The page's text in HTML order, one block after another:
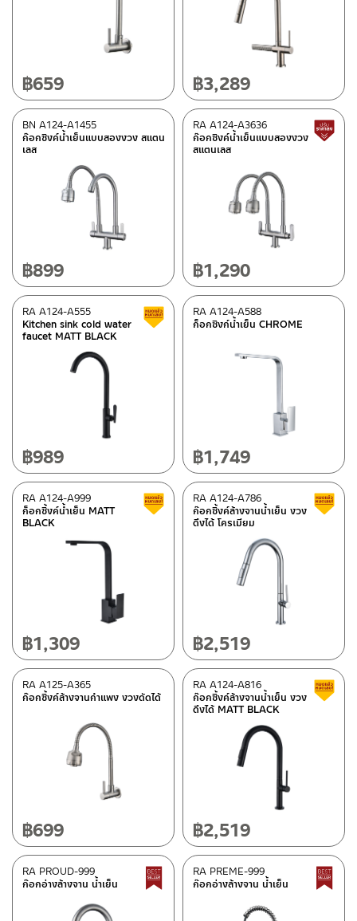
฿659 ฿3,289
ก๊อกซิงค์น้ำเย็นแบบสองงวง สแตน
เลส
BN A124-A1455
฿899
ก๊อกซิงค์น้ำเย็นแบบสองงวง
สแตนเลส
RA A124-A3636
฿1,290
Kitchen sink cold water
faucet MATT BLACK
RA A124-A555 Clearance sale
฿989
ก็อกซิงก์น้ำเย็น CHROME
RA A124-A588
฿1,749
ก็อกซิ้งค์น้ำเย็น MATT
BLACK
RA A124-A999 Clearance sale
฿1,309
ก๊อกซิ้งค์ล้างจานน้ำเย็น งวง
ดึงได้ โครเมียม
RA A124-A786
฿2,519
ก๊อกซิ้งค์ล้างจานกำแพง งวงดัดได้
RA A125-A365
฿699
ก๊อกซิ้งค์ล้างจานน้ำเย็น งวง
ดึงได้ MATT BLACK
RA A124-A816
฿2,519
ก๊อกอ่างล้างจาน น้ำเย็น
RA PROUD-999 Best seller
ก๊อกอ่างล้างจาน น้ำเย็น
RA PREME-999